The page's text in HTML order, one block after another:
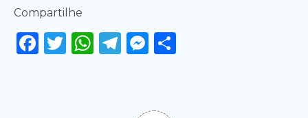
Compartilhe
Facebook
Twitter
WhatsApp
Telegram
Messenger